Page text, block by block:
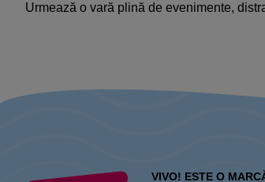
Urmează o vară plină de evenimente,
VIVO! ESTE O